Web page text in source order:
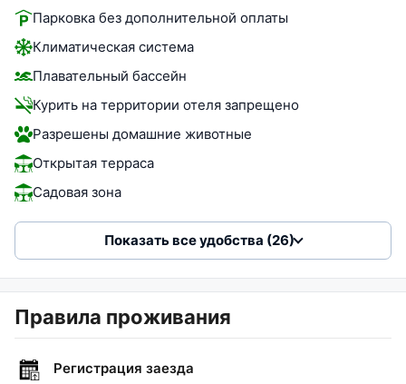
Парковка без дополнительной оплаты
Климатическая система
Плавательный бассейн
Курить на территории отеля запрещено
Разрешены домашние животные
Открытая терраса
Садовая зона
Показать все удобства (26)
Правила проживания
Регистрация заезда